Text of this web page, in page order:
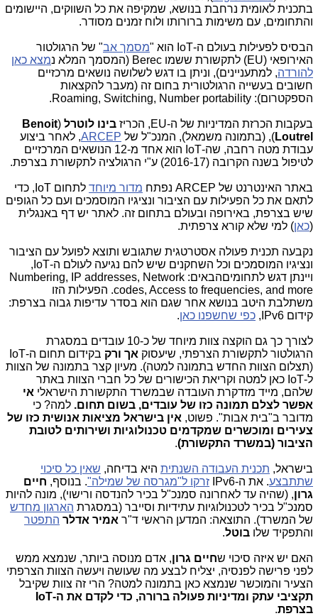
בתכנית לאומית נרחבת בנושא, שמקיפה את כל השווקים, היישומים
והתחומים, עם משימות ברורותו ולוח זמנים מסודר.
הבסיס לפעילות בעולם ה-IoT הוא " מסמך אב" של הרגולטור
האירופאי (EU) לתקשורת ששמו Berec (המסמך המלא נ
מצא כאן
להורדה, למתעניינים), וניתן בו דגש לשלושה נושאים מרכזיים
חשובים בעשייה הרגולטורית בחום זה (מעבר להקצאות
הספקטרום): Roaming, Switching, Number portability.
בעקבות הכרזת המדיניות של ה-EU, הכריז בינו לוטרל (
Benoit
Loutrel), (בתמונה משמאל), המנכ"ל של ARCEP, לאחר ביצוע
עבודת מטה רחבה, שה-IoT הוא אחד מ-12 הנושאים המרכזיים
לטיפול בשנה הקרובה (2016-17) ע"י הרגולציה לתקשורת בצרפת.
באתר האינטרנט של ARCEP נפתח מדור מיוחד
לתחום IoT, כדי
לתאם את כל הפעילות עם הציבור ונציגיו המוסמכים ועם כל הגופים
שיש בצרפת, באירופה ובעולם בתחום זה. לאתר יש דף באנגלית
(כאן) למי שלא קורא צרפתית.
נקבעה תכנית פעולה אסטרטגית שתגובש ותוצא לפועל עם הציבור
ונציגיו המוסמכים וכל השחקנים שיש להם נגיעה לעולם ה-IoT,
ויינתן דגש לתחומיםהבאים: Numbering, IP addresses, Network
codes, Access to frequencies, and more. הפעילות הזו
משתלבת היטב בנושא אחר שגם הוא בסדר עדיפות גבוה בצרפת:
קידום IPv6,
כפי שחשפנו כאן.
לצורך כך גם הוקצה צוות מיוחד של כ-10 עובדים במסגרת
הרגולטור לתקשורת הצרפתי, שיעסוק אך ורק
בקידום תחום ה-IoT
(תצלום הצוות החדש בתמונה למטה). מעיון קצר בתמונה של הצוות
ל-IoT כאן למטה וקריאת הכישורים של כל חברי הצוות באתר
שלהם, מייד מזדקרת העובדה שבמשרד התקשורת הישראלי אי
אפשר לצלם תמונה כזו של עובדים, בשום תחום. למה? כי
מדובר ב"בית אבות". פשוט, אין בישראל מציאות אנושית כזו של
צעירים ומוכשרים שמקדמים טכנולוגיות ושירותים לטובת
הציבור (במשרד התקשורת).
בישראל, תכנית העבודה השנתית היא בדיחה, שאין כל סיכוי
שתתבצע. את ה-IPv6 זרקו ל"מגרסה של שמילה". בנוסף, חיים
גרון, (שהיה עד לאחרונה סמנכ"ל בכיר להנדסה ורישוי), מונה להיות
סמנכ"ל בכיר לטכנולוגיות עתידיות וסייבר (במסגרת הארגון מחדש
של המשרד). התוצאה: המדען הראשי ד"ר אמיר אדלר התפטר
והתפקיד שלו בוטל.
האם יש איזה סיכוי שחיים גרון, אדם מנוסה ביותר, שנמצא ממש
לפני פרישה לפנסיה, יצליח לבצע מה שעושה ויעשה הצוות הצרפתי
הצעיר והמוכשר שנמצא כאן בתמונה למטה? הרי זה צוות שקיבל
תקציבי עתק ומדיניות פעולה ברורה, כדי לקדם את ה-IoT
בצרפת.